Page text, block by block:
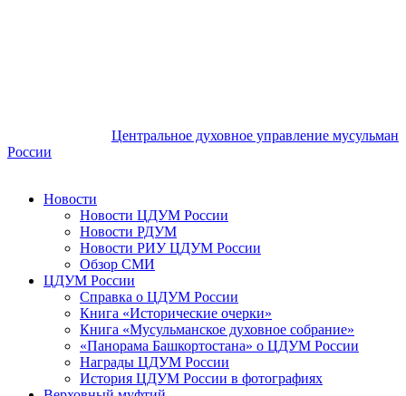
Центральное духовное управление мусульман
России
Новости
Новости ЦДУМ России
Новости РДУМ
Новости РИУ ЦДУМ России
Обзор СМИ
ЦДУМ России
Справка о ЦДУМ России
Книга «Исторические очерки»
Книга «Мусульманское духовное собрание»
«Панорама Башкортостана» о ЦДУМ России
Награды ЦДУМ России
История ЦДУМ России в фотографиях